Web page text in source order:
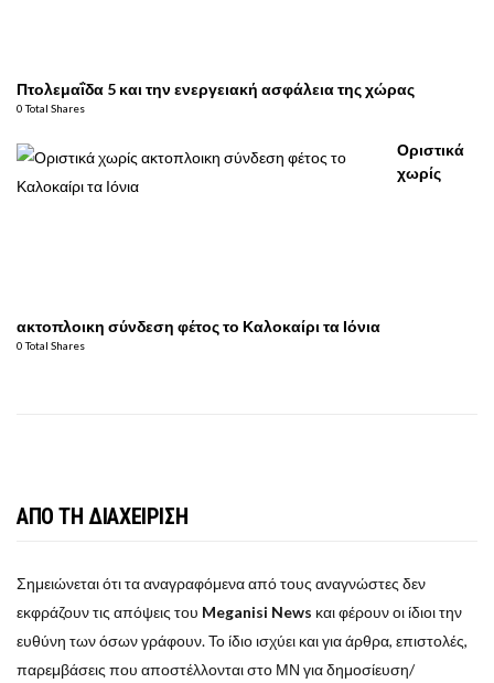
Πτολεμαΐδα 5 και την ενεργειακή ασφάλεια της χώρας
0 Total Shares
Οριστικά
χωρίς
ακτοπλοικη σύνδεση φέτος το Καλοκαίρι τα Ιόνια
0 Total Shares
ΑΠΟ ΤΗ ΔΙΑΧΕΙΡΙΣΗ
Σημειώνεται ότι τα αναγραφόμενα από τους αναγνώστες δεν
εκφράζουν τις απόψεις του Meganisi News και φέρουν οι ίδιοι την
ευθύνη των όσων γράφουν. Το ίδιο ισχύει και για άρθρα, επιστολές,
παρεμβάσεις που αποστέλλονται στο ΜΝ για δημοσίευση/